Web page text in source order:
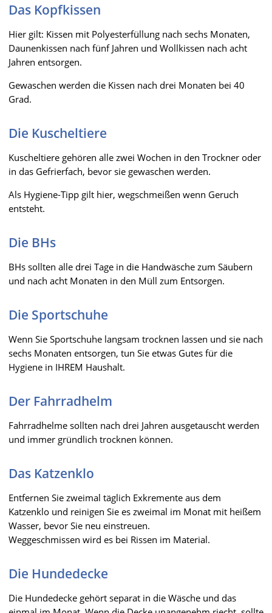
Das Kopfkissen
Hier gilt: Kissen mit Polyesterfüllung nach sechs Monaten,
Daunenkissen nach fünf Jahren und Wollkissen nach acht
Jahren entsorgen.
Gewaschen werden die Kissen nach drei Monaten bei 40
Grad.
Die Kuscheltiere
Kuscheltiere gehören alle zwei Wochen in den Trockner oder
in das Gefrierfach, bevor sie gewaschen werden.
Als Hygiene-Tipp gilt hier, wegschmeißen wenn Geruch
entsteht.
Die BHs
BHs sollten alle drei Tage in die Handwäsche zum Säubern
und nach acht Monaten in den Müll zum Entsorgen.
Die Sportschuhe
Wenn Sie Sportschuhe langsam trocknen lassen und sie nach
sechs Monaten entsorgen, tun Sie etwas Gutes für die
Hygiene in IHREM Haushalt.
Der Fahrradhelm
Fahrradhelme sollten nach drei Jahren ausgetauscht werden
und immer gründlich trocknen können.
Das Katzenklo
Entfernen Sie zweimal täglich Exkremente aus dem
Katzenklo und reinigen Sie es zweimal im Monat mit heißem
Wasser, bevor Sie neu einstreuen.
Weggeschmissen wird es bei Rissen im Material.
Die Hundedecke
Die Hundedecke gehört separat in die Wäsche und das